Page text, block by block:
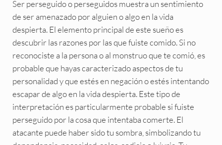
Ser perseguido o perseguidos muestra un sentimiento
de ser amenazado por alguien o algo en la vida
despierta. El elemento principal de este sueño es
descubrir las razones por las que fuiste comido. Si no
reconociste a la persona o al monstruo que te comió, es
probable que hayas caracterizado aspectos de tu
personalidad y que estés en negación o estés intentando
escapar de algo en la vida despierta. Este tipo de
interpretación es particularmente probable si fuiste
perseguido por la cosa que intentaba comerte. El
atacante puede haber sido tu sombra, simbolizando tu